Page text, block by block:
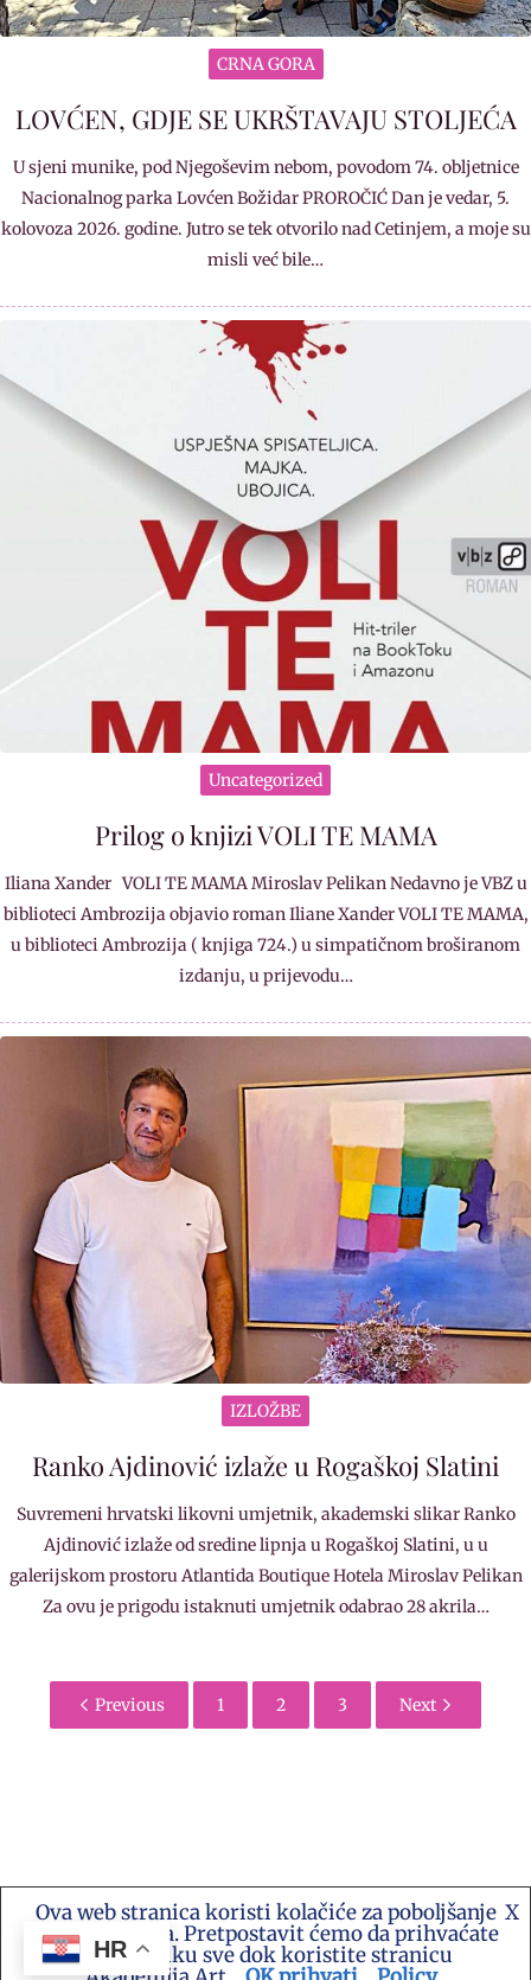
CRNA GORA
LOVĆEN, GDJE SE UKRŠTAVAJU STOLJEĆA
U sjeni munike, pod Njegoševim nebom, povodom 74. obljetnice
Nacionalnog parka Lovćen Božidar PROROČIĆ Dan je vedar, 5.
kolovoza 2026. godine. Jutro se tek otvorilo nad Cetinjem, a moje su
misli već bile…
Uncategorized
Prilog o knjizi VOLI TE MAMA
Iliana Xander VOLI TE MAMA Miroslav Pelikan Nedavno je VBZ u
biblioteci Ambrozija objavio roman Iliane Xander VOLI TE MAMA,
u biblioteci Ambrozija ( knjiga 724.) u simpatičnom broširanom
izdanju, u prijevodu…
IZLOŽBE
Ranko Ajdinović izlaže u Rogaškoj Slatini
Suvremeni hrvatski likovni umjetnik, akademski slikar Ranko
Ajdinović izlaže od sredine lipnja u Rogaškoj Slatini, u u
galerijskom prostoru Atlantida Boutique Hotela Miroslav Pelikan
Za ovu je prigodu istaknuti umjetnik odabrao 28 akrila…
Previous 1 2 3 Next
Kontakt e-mail: akademija.art@gmail.com •
Akademija Art Zagreb • Hrvatska stranica za
umjetnost i sve druge vijesti te platforma suradnje
HR
Ova web stranica koristi kolačiće za poboljšanje
vašeg iskustva. Pretpostavit ćemo da prihvaćate
ovu politiku sve dok koristite stranicu
X